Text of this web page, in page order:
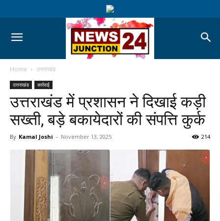
Home उत्तराखंड
उत्तराखंड कार्रवाई
उत्तराखंड में प्रशासन ने दिखाई कड़ी
सख्ती, बड़े बकायेदारों की संपत्ति कुर्क
By Kamal Joshi - November 13, 2025 214